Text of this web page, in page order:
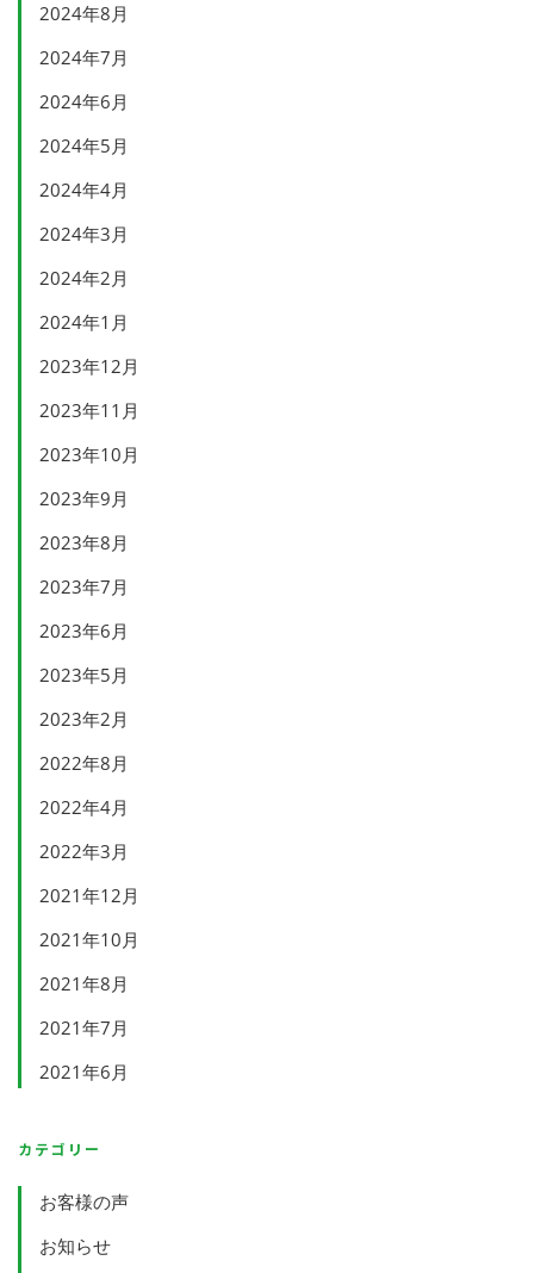
2024年8月
2024年7月
2024年6月
2024年5月
2024年4月
2024年3月
2024年2月
2024年1月
2023年12月
2023年11月
2023年10月
2023年9月
2023年8月
2023年7月
2023年6月
2023年5月
2023年2月
2022年8月
2022年4月
2022年3月
2021年12月
2021年10月
2021年8月
2021年7月
2021年6月
カテゴリー
お客様の声
お知らせ